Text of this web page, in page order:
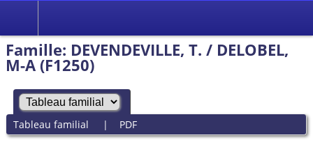
Famille: DEVENDEVILLE, T. / DELOBEL,
M-A (F1250)
Tableau familial | PDF